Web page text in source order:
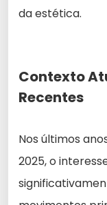
da estética.
Contexto
Recentes
Nos últimos
2025, o